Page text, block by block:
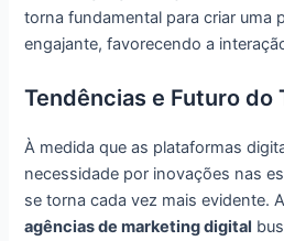
torna fundamental para criar uma
engajante, favorecendo a
Tendências e Futuro do
À medida que as plataformas
necessidade por inovações nas
se torna cada vez mais evidente.
agências de marketing digital